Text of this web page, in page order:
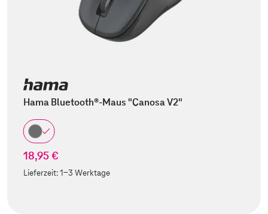
Hama Bluetooth®-Maus "Canosa V2"
18,95 €
Lieferzeit:1-3 Werktage